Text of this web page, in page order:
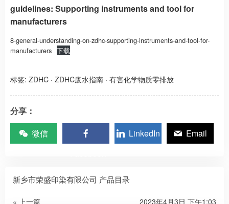
guidelines: Supporting instruments and tool for
manufacturers
8-general-understanding-on-zdhc-supporting-instruments-and-tool-for-
manufacturers 下载
标签: ZDHC · ZDHC废水指南 · 有害化学物质零排放
分享：
微信
LinkedIn Email
新乡市荣盛印染有限公司 产品目录
« 上一篇 2023年4月3日 下午1:03